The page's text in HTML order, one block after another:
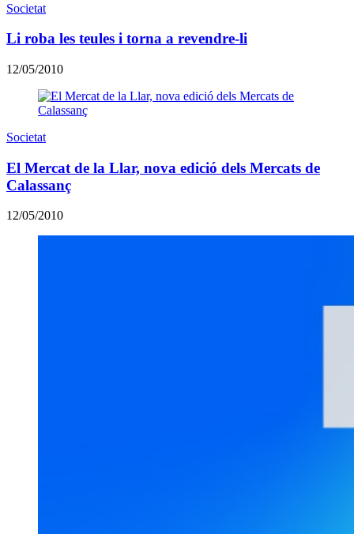
Societat
Li roba les teules i torna a revendre-li
12/05/2010
Societat
El Mercat de la Llar, nova edició dels Mercats de
Calassanç
12/05/2010